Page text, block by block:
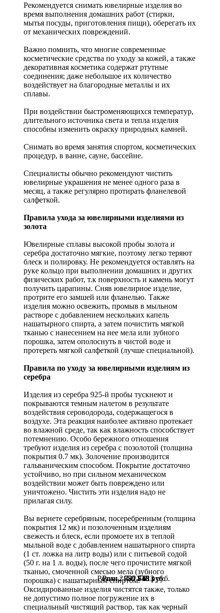
Розн.:2150 1 613руб.
Розн.:730 548руб.
Розн.:980 735руб.
Рекомендуется снимать ювелирные изделия во
время выполнения домашних работ (стирки,
мытья посуды, приготовления пищи), оберегать их
от механических повреждений.
Важно помнить, что многие современные
косметические средства по уходу за кожей, а также
декоративная косметика содержат ртутные
соединения; даже небольшое их количество
воздействует на благородные металлы и их
сплавы.
При воздействии быстроменяющихся температур,
длительного источника света и тепла изделия
способны изменить окраску природных камней.
Снимать во время занятия спортом, косметических
процедур, в ванне, сауне, бассейне.
Специалисты обычно рекомендуют чистить
ювелирные украшения не менее одного раза в
месяц, а также регулярно протирать фланелевой
салфеткой.
Правила ухода за ювелирными изделиями из
золота
Ювелирные сплавы высокой пробы золота и
серебра достаточно мягкие, поэтому легко теряют
блеск и полировку. Не рекомендуется оставлять на
руке кольцо при выполнении домашних и других
физических работ, т.к поверхность и камень могут
получить царапины. Сняв ювелирное изделие,
протрите его замшей или фланелью. Также
изделия можно освежить, промыв в мыльном
растворе с добавлением нескольких капель
нашатырного спирта, а затем почистить мягкой
тканью с нанесением на нее мела или зубного
порошка, затем ополоснуть в чистой воде и
протереть мягкой салфеткой (лучше специальной).
Правила по уходу за ювелирными изделиям из
серебра
Изделия из серебра 925-й пробы тускнеют и
покрываются темным налетом в результате
воздействия сероводорода, содержащегося в
воздухе. Эта реакция наиболее активно протекает
во влажной среде, так как влажность способствует
потемнению. Особо бережного отношения
требуют изделия из серебра с позолотой (толщина
покрытия 0.7 мк). Золочение производится
гальваническим способом. Покрытие достаточно
устойчиво, но при сильном механическом
воздействии может быть повреждено или
уничтожено. Чистить эти изделия надо не
прилагая силу.
Вы вернете серебряным, посеребренным (толщина
покрытия 12 мк) и позолоченным изделиям
свежесть и блеск, если промоете их в теплой
мыльной воде с добавлением нашатырного спирта
(1 ст. ложка на литр воды) или с питьевой содой
(50 г. на 1 л. воды), после чего прочистите мягкой
тканью, смоченной смесью мела (зубного
порошка) с нашатырным спиртом.
Оксидированные изделия чистятся также, только
не допустимо полное погружение их в
специальный чистящий раствор, так как черный